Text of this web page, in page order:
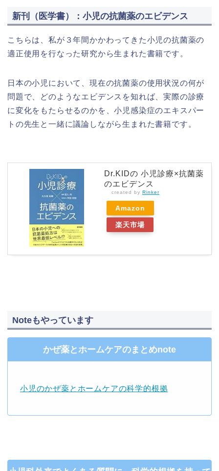
新刊（医学書）：小児の抗菌薬のエビデンス
こちらは、私が３年間かかわってきた小児の抗菌薬の
適正使用を行なった研究から生まれた書籍です。
日本の小児において、現在の抗菌薬の使用状況の何が
問題で、どのようなエビデンスを知れば、実際の診療
に変化をもたらせるのかを、小児感染症のエキスパー
トの先生と一緒に議論しながら生まれた書籍です。
Dr.KIDの 小児診療×抗菌薬
のエビデンス
created by Rinker
Amazon
楽天市場
Noteもやっています
かぜ薬とホームケアのまとめnote
小児のかぜ薬とホームケアの科学的根拠